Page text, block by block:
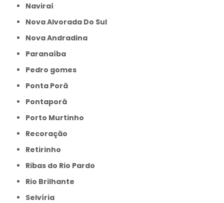
Naviraí
Nova Alvorada Do Sul
Nova Andradina
Paranaíba
Pedro gomes
Ponta Porã
Pontaporâ
Porto Murtinho
Recoração
Retirinho
Ribas do Rio Pardo
Rio Brilhante
Selvíria